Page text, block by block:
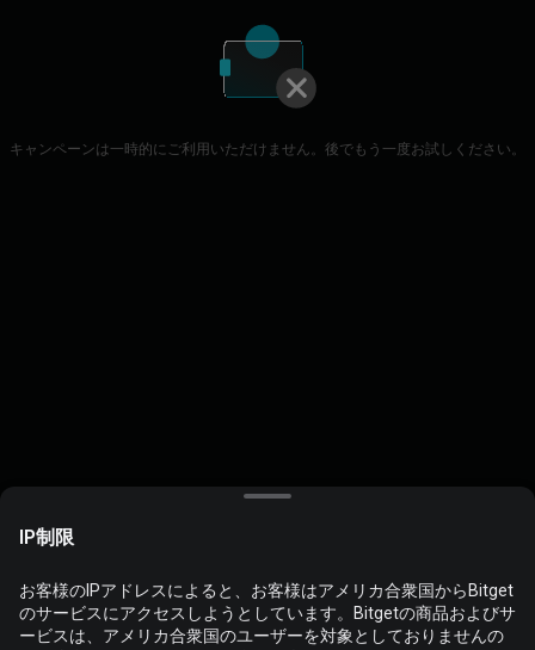
キャンペーンは一時的にご利用いただけません。後でもう一度お試しください。
Cookieは、お客様のウェブサイト体験を最適化およびパーソナラ
IP制限
お客様のIPアドレスによると、お客様はアメリカ合衆国からBitget
のサービスにアクセスしようとしています。Bitgetの商品およびサ
ービスは、アメリカ合衆国のユーザーを対象としておりませんの